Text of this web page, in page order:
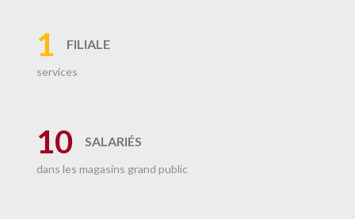
1 FILIALE
services
10 SALARIÉS
dans les magasins grand public